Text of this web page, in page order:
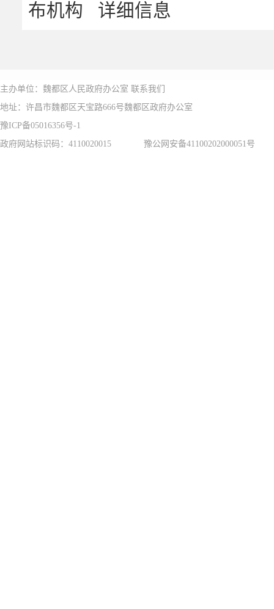
布机构 详细信息
息编码。每条信息有唯一的信
2.公开内容。简要描述公开
主办单位：魏都区人民政府办公室 联系我们
地址：许昌市魏都区天宝路666号魏都区政府办公室
豫ICP备05016356号-1
政府网站标识码：4110020015
豫公网安备41100202000051号